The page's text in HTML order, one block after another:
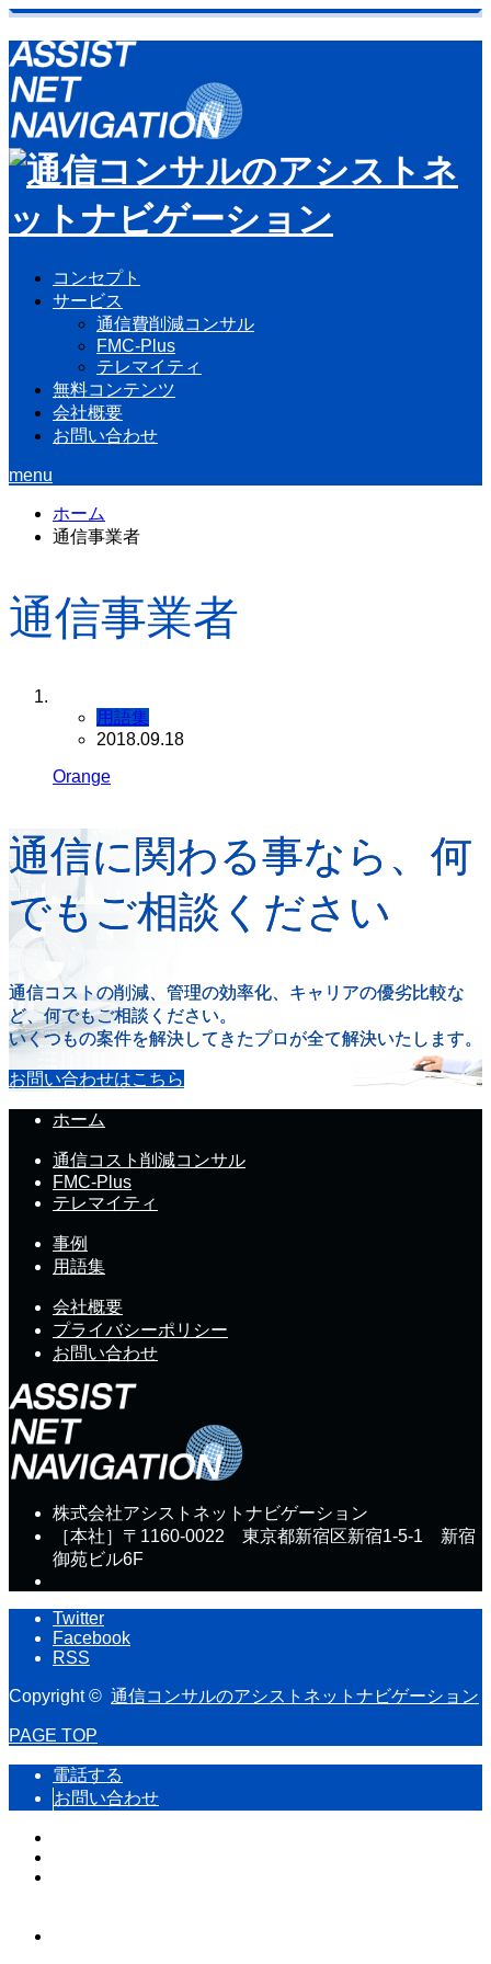
コンセプト
サービス
通信費削減コンサル
FMC-Plus
テレマイティ
無料コンテンツ
会社概要
お問い合わせ
menu
ホーム
通信事業者
通信事業者
用語集
2018.09.18
Orange
通信に関わる事なら、何
でもご相談ください
通信コストの削減、管理の効率化、キャリアの優劣比較な
ど、何でもご相談ください。
いくつもの案件を解決してきたプロが全て解決いたします。
お問い合わせはこちら
ホーム
通信コスト削減コンサル
FMC-Plus
テレマイティ
事例
用語集
会社概要
プライバシーポリシー
お問い合わせ
株式会社アシストネットナビゲーション
［本社］〒1160-0022 東京都新宿区新宿1-5-1 新宿
御苑ビル6F
Twitter
Facebook
RSS
Copyright © 通信コンサルのアシストネットナビゲーション
PAGE TOP
電話する
お問い合わせ